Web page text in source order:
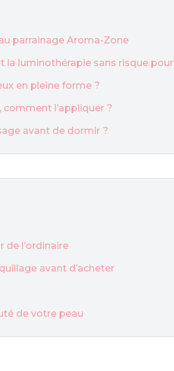
parrainage Aroma-Zone
luminothérapie sans risque
en pleine forme ?
l’appliquer ?
avant de dormir ?
de l’ordinaire
avant d’acheter
de votre peau